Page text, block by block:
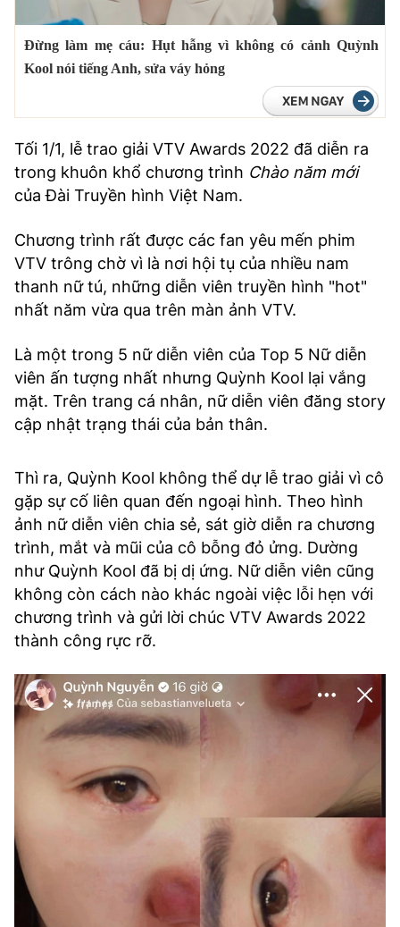
TRA CỨU PHƯỜNG XÃ
CỐNG HIẾN
LIÊN HỆ QUẢNG CÁO
Điện thoại: 024.38254756
MẠNG XÃ HỘI
Đừng làm mẹ cáu: Hụt hẫng vì không có cảnh Quỳnh
Kool nói tiếng Anh, sửa váy hỏng
Tối 1/1, lễ trao giải VTV Awards 2022 đã diễn ra
trong khuôn khổ chương trình Chào năm mới
của Đài Truyền hình Việt Nam.
Chương trình rất được các fan yêu mến phim
VTV trông chờ vì là nơi hội tụ của nhiều nam
thanh nữ tú, những diễn viên truyền hình "hot"
nhất năm vừa qua trên màn ảnh VTV.
Là một trong 5 nữ diễn viên của Top 5 Nữ diễn
viên ấn tượng nhất nhưng Quỳnh Kool lại vắng
mặt. Trên trang cá nhân, nữ diễn viên đăng story
cập nhật trạng thái của bản thân.
Thì ra, Quỳnh Kool không thể dự lễ trao giải vì cô
gặp sự cố liên quan đến ngoại hình. Theo hình
ảnh nữ diễn viên chia sẻ, sát giờ diễn ra chương
trình, mắt và mũi của cô bỗng đỏ ửng. Dường
như Quỳnh Kool đã bị dị ứng. Nữ diễn viên cũng
không còn cách nào khác ngoài việc lỗi hẹn với
chương trình và gửi lời chúc VTV Awards 2022
thành công rực rỡ.